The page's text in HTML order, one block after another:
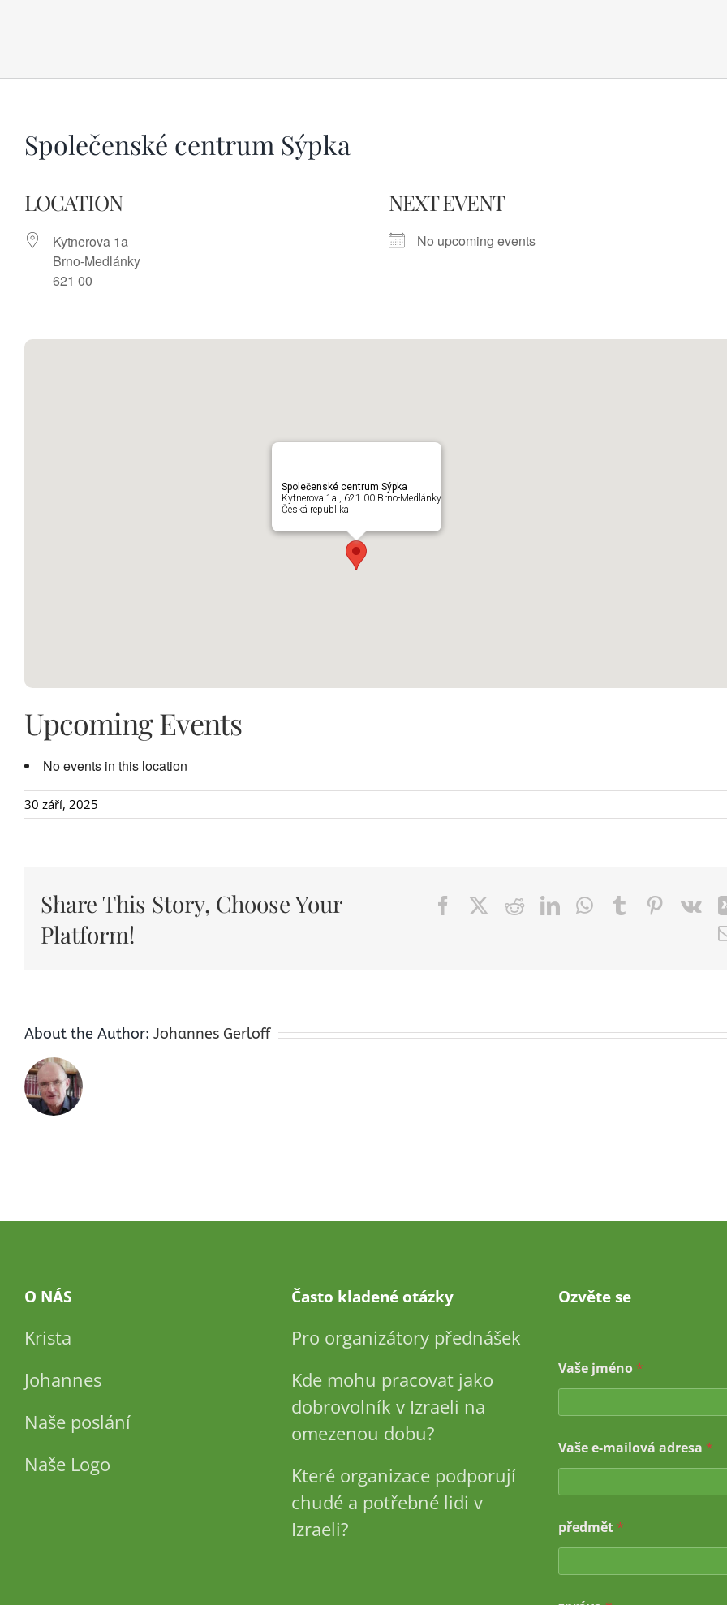
Společenské centrum Sýpka
LOCATION
Kytnerova 1a
Brno-Medlánky
621 00
NEXT EVENT
No upcoming events
Společenské centrum Sýpka
Kytnerova 1a , 621 00 Brno-Medlánky
Česká republika
Upcoming Events
No events in this location
30 září, 2025
Share This Story, Choose Your
Platform!
FacebookRedditLinkedInWhatsApp
Tumblr Vk
About the Author: Johannes Gerloff
O NÁS
Krista
Johannes
Naše poslání
Naše Logo
Často kladené otázky
Pro organizátory přednášek
Kde mohu pracovat jako
dobrovolník v Izraeli na
omezenou dobu?
Které organizace podporují
chudé a potřebné lidi v
Izraeli?
Ozvěte se
Vaše jméno *
*
V
š
Vaše e-mailová adresa *
předmět *